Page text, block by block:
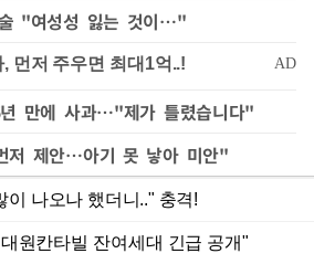
"여성성 잃는 것이…"
만에 사과…"제가 틀렸습니다"
저 제안…아기 못 낳아 미안"